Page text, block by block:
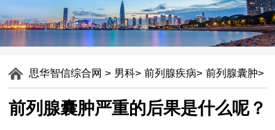
思华智信综合网 > 男科>前列腺疾病>前列腺囊肿>
前列腺囊肿严重的后果是什么呢？